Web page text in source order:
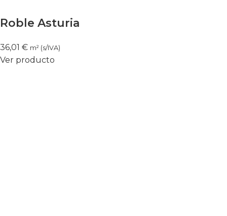
Roble Asturia
36,01 € m² (s/IVA)
Ver producto